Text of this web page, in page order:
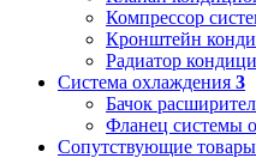
Компрессор
Кронштейн
Радиатор
Система охлаждения 3
Бачок
Фланец системы
Сопутствующие товары